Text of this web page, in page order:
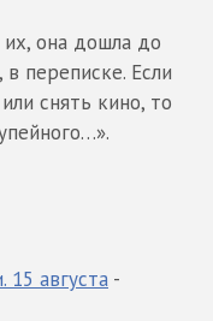
она дошла до
переписке. Если
снять кино, то
августа -